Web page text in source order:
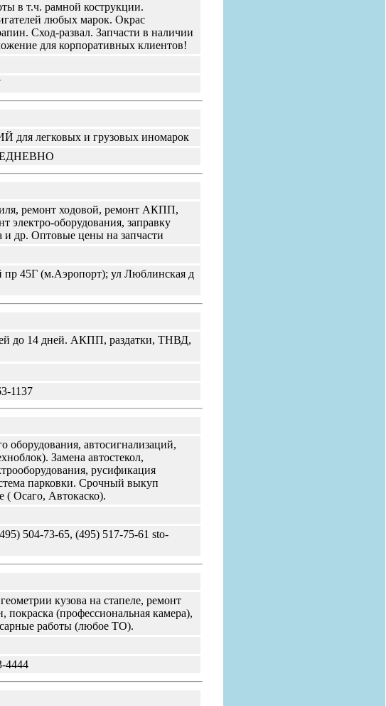
в т.ч. рамной кострукции.
любых марок. Окрас
Сход-развал. Запчасти в наличии
для корпоративных клиентов!
для легковых и грузовых иномарок
ремонт ходовой, ремонт АКПП,
электро-оборудования, заправку
др. Оптовые цены на запчасти
пр 45Г (м.Аэропорт); ул Люблинская д
до 14 дней. АКПП, раздатки, ТНВД,
1137
оборудования, автосигнализаций,
Замена автостекол,
русификация
парковки. Срочный выкуп
( Осаго, Автокаско).
504-73-65, (495) 517-75-61 sto-
кузова на стапеле, ремонт
(профессиональная камера),
работы (любое ТО).
4444